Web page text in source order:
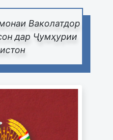
Ваколатдор
дар Ҷумҳурии